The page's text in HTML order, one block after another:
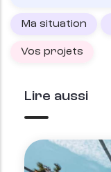
Ma situation
Vos projets
Lire aussi